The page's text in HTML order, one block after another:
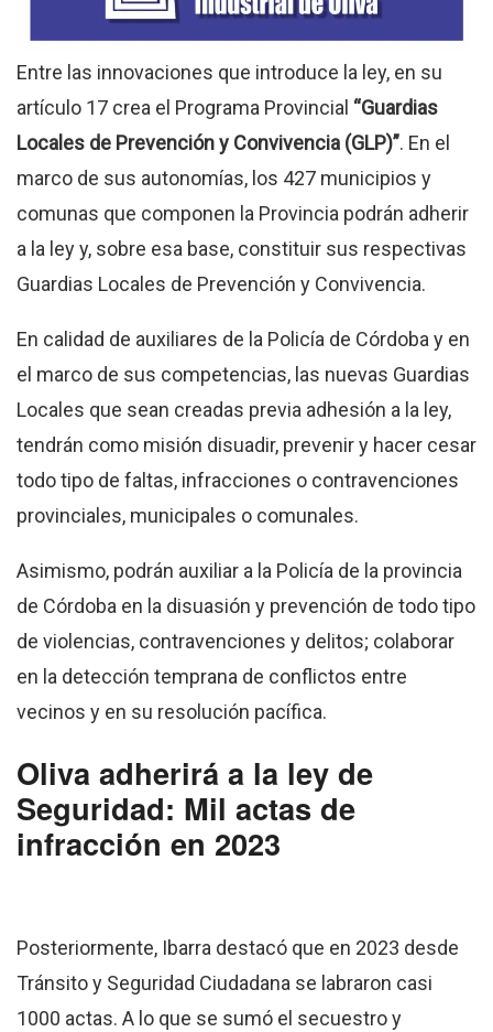
Entre las innovaciones que introduce la ley, en su
artículo 17 crea el Programa Provincial “Guardias
Locales de Prevención y Convivencia (GLP)”. En el
marco de sus autonomías, los 427 municipios y
comunas que componen la Provincia podrán adherir
a la ley y, sobre esa base, constituir sus respectivas
Guardias Locales de Prevención y Convivencia.
En calidad de auxiliares de la Policía de Córdoba y en
el marco de sus competencias, las nuevas Guardias
Locales que sean creadas previa adhesión a la ley,
tendrán como misión disuadir, prevenir y hacer cesar
todo tipo de faltas, infracciones o contravenciones
provinciales, municipales o comunales.
Asimismo, podrán auxiliar a la Policía de la provincia
de Córdoba en la disuasión y prevención de todo tipo
de violencias, contravenciones y delitos; colaborar
en la detección temprana de conflictos entre
vecinos y en su resolución pacífica.
Oliva adherirá a la ley de
Seguridad: Mil actas de
infracción en 2023
Posteriormente, Ibarra destacó que en 2023 desde
Tránsito y Seguridad Ciudadana se labraron casi
1000 actas. A lo que se sumó el secuestro y